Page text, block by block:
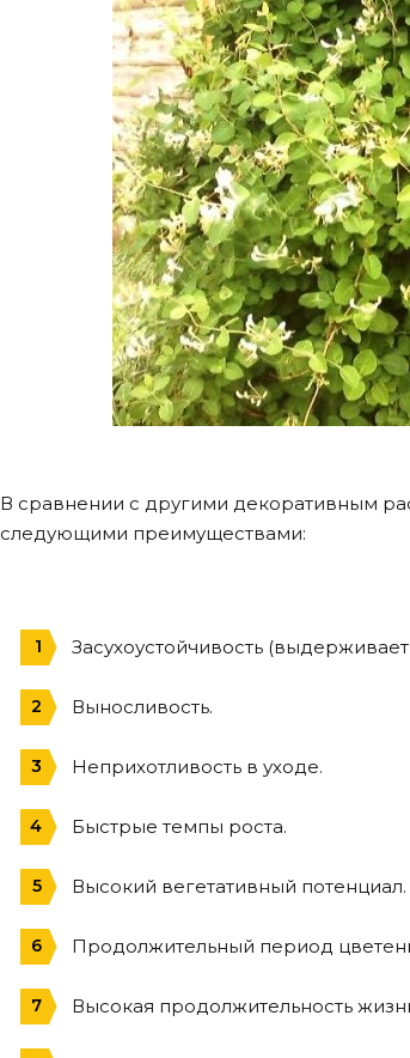
В сравнении с другими декоративным
следующими преимуществами:
Засухоустойчивость
Выносливость.
Неприхотливость в уходе.
Быстрые темпы роста.
Высокий вегетативный потенциал.
Продолжительный период
Высокая продолжительность